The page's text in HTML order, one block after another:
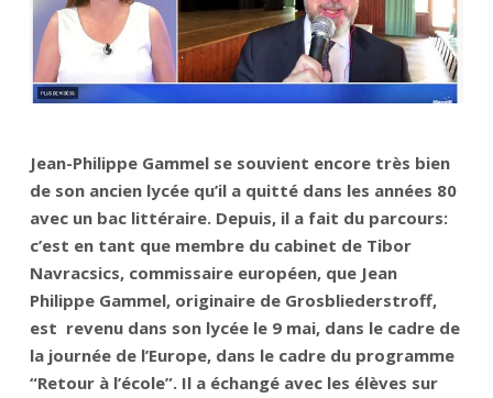
Jean-Philippe Gammel se souvient encore très bien
de son ancien lycée qu’il a quitté dans les années 80
avec un bac littéraire. Depuis, il a fait du parcours:
c’est en tant que membre du cabinet de Tibor
Navracsics, commissaire européen, que Jean
Philippe Gammel, originaire de Grosbliederstroff,
est revenu dans son lycée le 9 mai, dans le cadre de
la journée de l’Europe, dans le cadre du programme
“Retour à l’école”. Il a échangé avec les élèves sur